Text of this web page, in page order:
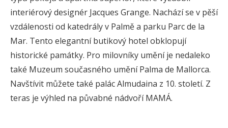
interiérový designér Jacques Grange. Nachází se v pěší
vzdálenosti od katedrály v Palmě a parku Parc de la
Mar. Tento elegantní butikový hotel obklopují
historické památky. Pro milovníky umění je nedaleko
také Muzeum současného umění Palma de Mallorca.
Navštívit můžete také palác Almudaina z 10. století. Z
teras je výhled na půvabné nádvoří MAMÁ.